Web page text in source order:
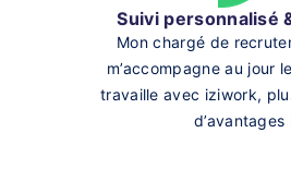
Suivi personnalisé
Mon chargé de
m’accompagne au jour
travaille avec iziwork,
d’avantages